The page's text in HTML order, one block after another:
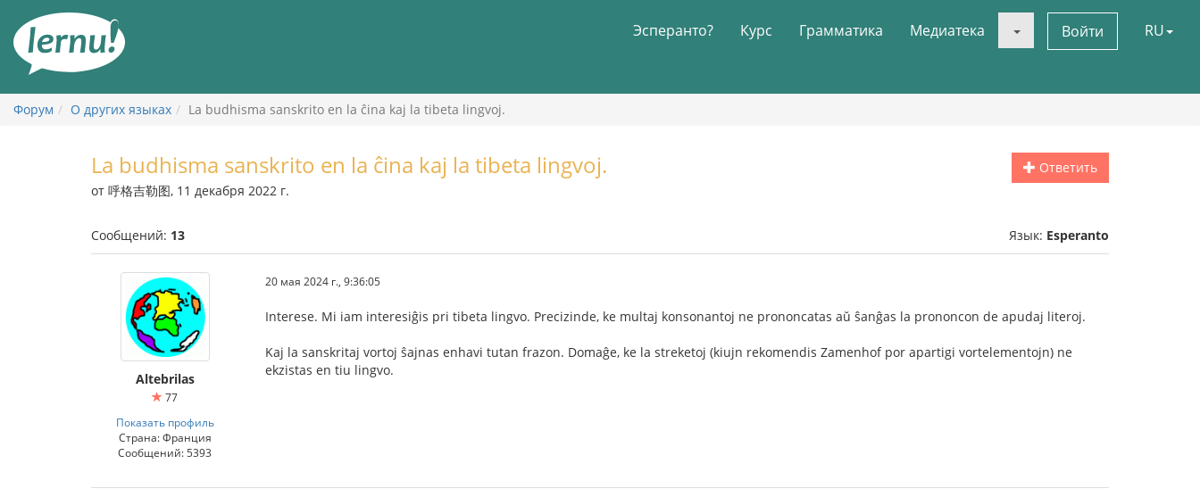
содержанию
Эсперанто? Курс Грамматика Медиатека Войти RU
Форум О других языках La budhisma sanskrito en la ĉina kaj la tibeta lingvoj.
Ответить
La budhisma sanskrito en la ĉina kaj la tibeta lingvoj.
от 呼格吉勒图, 11 декабря 2022 г.
Сообщений: 13 Язык: Esperanto
Altebrilas
77
Показать профиль
Страна: Франция
Сообщений: 5393
20 мая 2024 г., 9:36:05
Interese. Mi iam interesiĝis pri tibeta lingvo. Precizinde, ke multaj konsonantoj ne prononcatas aŭ ŝanĝas la prononcon de apudaj literoj.
Kaj la sanskritaj vortoj ŝajnas enhavi tutan frazon. Domaĝe, ke la streketoj (kiujn rekomendis Zamenhof por apartigi vortelementojn) ne
ekzistas en tiu lingvo.